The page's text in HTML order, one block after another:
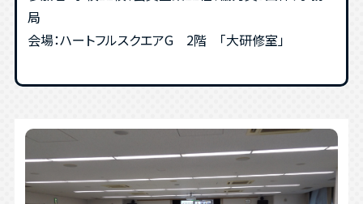
局
会場：ハートフルスクエアG 2階 「大研修室」